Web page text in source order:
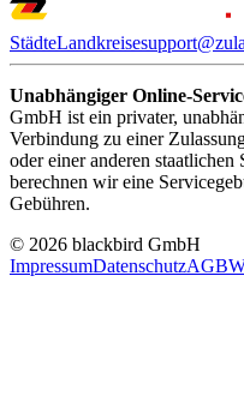
StädteLandkreise
Unabhängiger Online-
GmbH ist ein privater,
Verbindung zu einer
oder einer anderen
berechnen wir eine
Gebühren.
© 2026 blackbird GmbH
ImpressumDatenschutzAGB